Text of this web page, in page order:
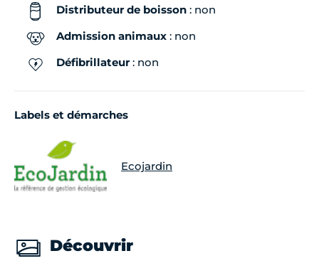
Distributeur de boisson : non
Admission animaux : non
Défibrillateur: non
Labels et démarches
Ecojardin
Découvrir